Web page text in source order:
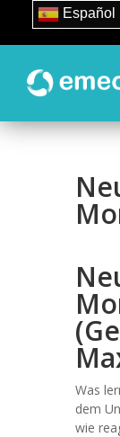
93
Was
dem
wie
Español